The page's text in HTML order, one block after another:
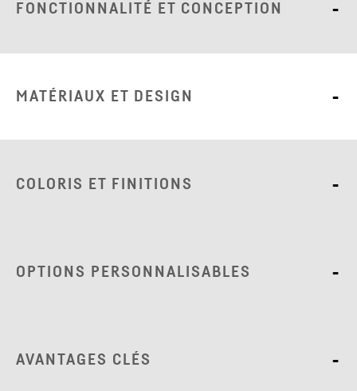
FONCTIONNALITÉ ET CONCEPTION
MATÉRIAUX ET DESIGN
COLORIS ET FINITIONS
OPTIONS PERSONNALISABLES
AVANTAGES CLÉS